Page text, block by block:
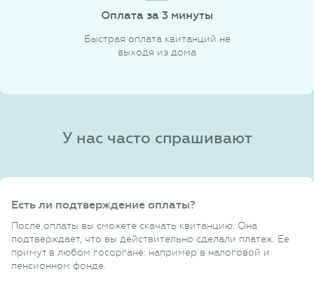
Оплата за 3 минуты
Быстрая оплата квитанций не
выходя из дома
У нас часто спрашивают
Есть ли подтверждение оплаты?
После оплаты вы сможете скачать квитанцию. Она
подтверждает, что вы действительно сделали платеж. Ее
примут в любом госоргане: например в налоговой и
пенсионном фонде.